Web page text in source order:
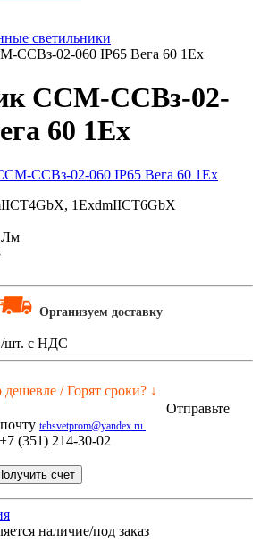
светильники
ССВз-02-060 IP65 Вега 60 1Ex
ССМ-ССВз-02-
60 1Ex
1ExdmIICT6GbX
Лм
Организуем доставку
/шт. с НДС
/ Горят сроки? ↓
Отправьте
tehsvetprom@yandex.ru
(351) 214-30-02
счет
наличие/под заказ